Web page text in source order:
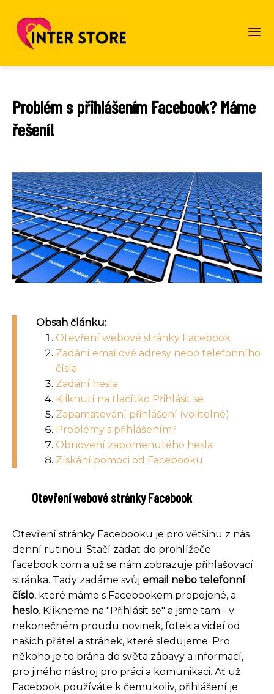
Problém s přihlášením Facebook? Máme
řešení!
Obsah článku:
Otevření webové stránky Facebook
Zadání emailové adresy nebo telefonního
čísla
Zadání hesla
Kliknutí na tlačítko Přihlásit se
Zapamatování přihlášení (volitelné)
Problémy s přihlášením?
Obnovení zapomenutého hesla
Získání pomoci od Facebooku
Otevření webové stránky Facebook
Otevření stránky Facebooku je pro většinu z nás
denní rutinou. Stačí zadat do prohlížeče
facebook.com a už se nám zobrazuje přihlašovací
stránka. Tady zadáme svůj email nebo telefonní
číslo, které máme s Facebookem propojené, a
heslo. Klikneme na "Přihlásit se" a jsme tam - v
nekonečném proudu novinek, fotek a videí od
našich přátel a stránek, které sledujeme. Pro
někoho je to brána do světa zábavy a informací,
pro jiného nástroj pro práci a komunikaci. Ať už
Facebook používáte k čemukoliv, přihlášení je